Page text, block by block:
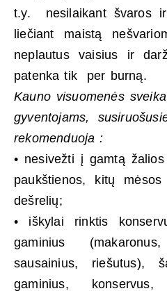
t.y. nesilaikant švaros ir
liečiant maistą
neplautus vaisius ir
patenka tik per burną.
Kauno visuomenės
gyventojams,
rekomenduoja :
• nesivežti į gamtą
paukštienos, kitų
dešrelių;
• iškylai rinktis
gaminius
sausainius, riešutus),
gaminius,